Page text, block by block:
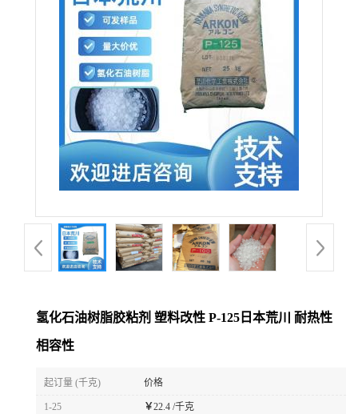
氢化石油树脂胶粘剂 塑料改性 P-125日本荒川 耐热性
相容性
起订量 (千克) 价格
1-25 ￥22.4 /千克